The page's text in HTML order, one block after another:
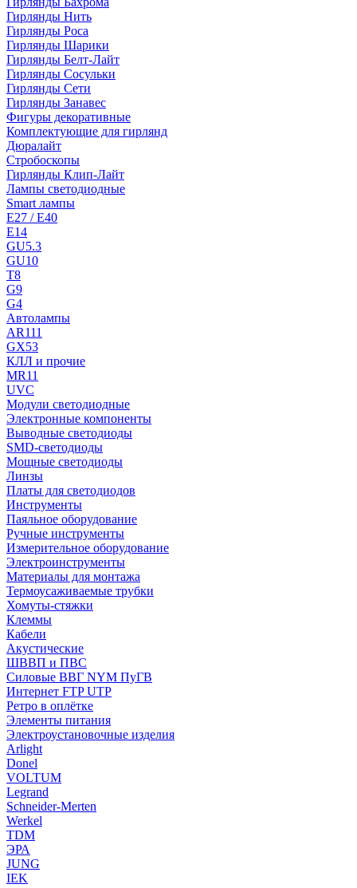
Гирлянды Нить
Гирлянды Роса
Гирлянды Шарики
Гирлянды Белт-Лайт
Гирлянды Сосульки
Гирлянды Сети
Гирлянды Занавес
Фигуры декоративные
Комплектующие для гирлянд
Дюралайт
Стробоскопы
Гирлянды Клип-Лайт
Лампы светодиодные
Smart лампы
E27 / E40
E14
GU5.3
GU10
T8
G9
G4
Автолампы
AR111
GX53
КЛЛ и прочие
MR11
UVC
Модули светодиодные
Электронные компоненты
Выводные светодиоды
SMD-светодиоды
Мощные светодиоды
Линзы
Платы для светодиодов
Инструменты
Паяльное оборудование
Ручные инструменты
Измерительное оборудование
Электроинструменты
Материалы для монтажа
Термоусаживаемые трубки
Хомуты-стяжки
Клеммы
Кабели
Акустические
ШВВП и ПВС
Силовые ВВГ NYM ПуГВ
Интернет FTP UTP
Ретро в оплётке
Элементы питания
Электроустановочные изделия
Arlight
Donel
VOLTUM
Legrand
Schneider-Merten
Werkel
TDM
ЭРА
JUNG
IEK